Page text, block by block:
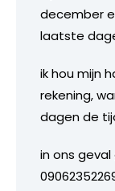
december
laatste
ik hou mijn
rekening,
dagen de
in ons